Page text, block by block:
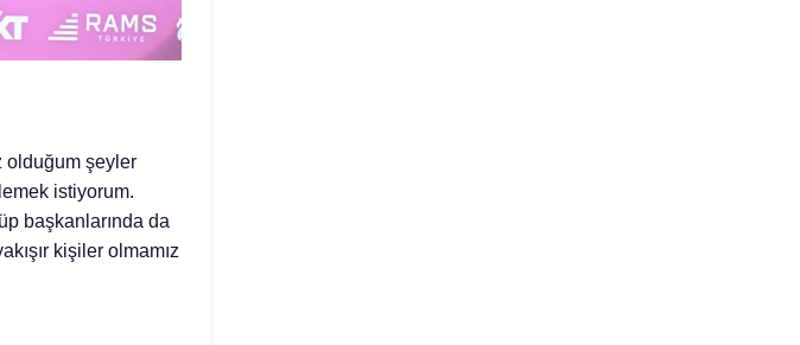
olduğum şeyler
istiyorum.
başkanlarında da
kişiler olmamız